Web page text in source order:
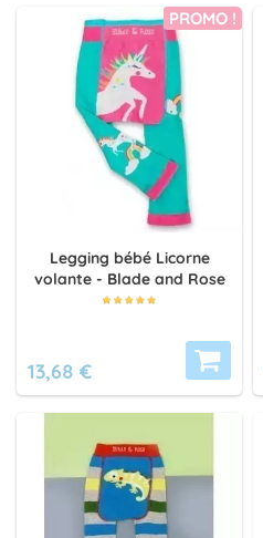
PROMO !
Legging bébé Licorne
volante - Blade and Rose
13,68 €